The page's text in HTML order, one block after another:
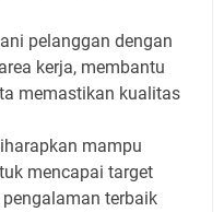
pelanggan dengan
kerja, membantu
memastikan kualitas
mampu
mencapai target
terbaik